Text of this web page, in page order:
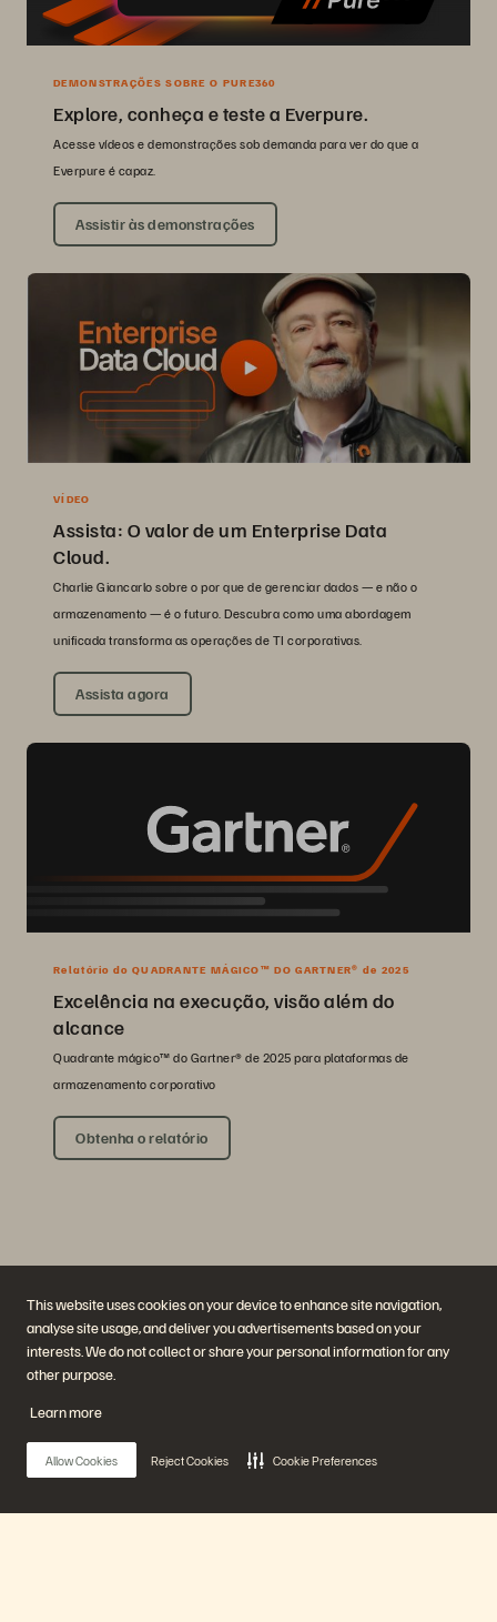
This website uses cookies on your device to enhance site navigation,
analyse site usage, and deliver you advertisements based on your
interests. We do not collect or share your personal information for any
other purpose.
Learn more
Allow Cookies Reject Cookies Cookie Preferences
DEMONSTRAÇÕES SOBRE O PURE360
Explore, conheça e teste a Everpure.
Acesse vídeos e demonstrações sob demanda para ver do que a
Everpure é capaz.
Assistir às demonstrações
VÍDEO
Assista: O valor de um Enterprise Data
Cloud.
Charlie Giancarlo sobre o por que de gerenciar dados — e não o
armazenamento — é o futuro. Descubra como uma abordagem
unificada transforma as operações de TI corporativas.
Assista agora
Relatório do QUADRANTE MÁGICO™ DO GARTNER® de 2025
Excelência na execução, visão além do
alcance
Quadrante mágico™ do Gartner® de 2025 para plataformas de
armazenamento corporativo
Obtenha o relatório
Empresa
Carreiras
Liderança
Locais
Soluções
Computação de alto